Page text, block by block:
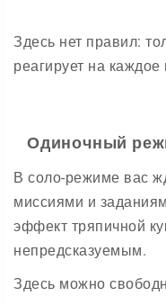
Здесь нет правил:
реагирует на
Одиночный
В соло-режиме вас
миссиями и
эффект тряпичной
непредсказуемым.
Здесь можно